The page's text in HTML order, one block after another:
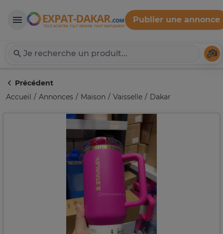
Expat-Dakar
Publier une annonce
Précédent
Accueil
Annonces Maison Vaisselle Dakar